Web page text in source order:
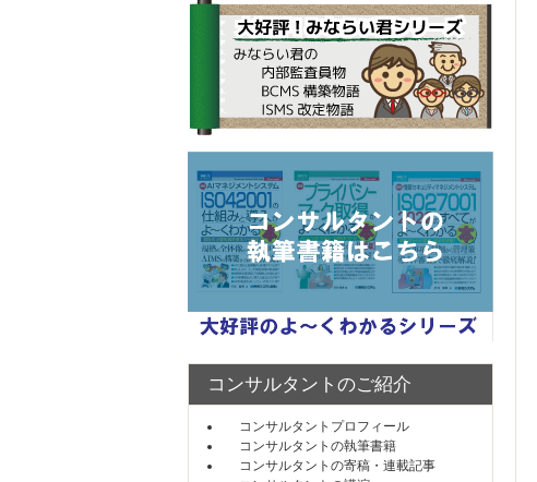
コンサルタントのご紹介
コンサルタントプロフィール
コンサルタントの執筆書籍
コンサルタントの寄稿・連載記事